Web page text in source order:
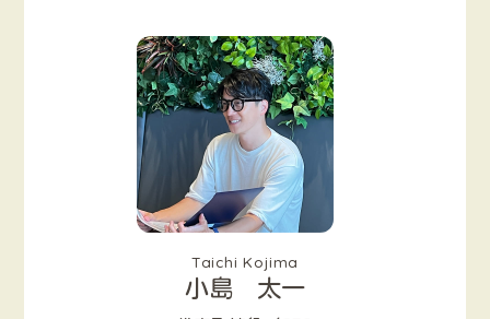
Taichi Kojima
小島 太一